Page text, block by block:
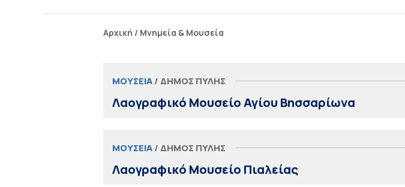
Αρχική / Μνημεία & Μουσεία
ΜΟΥΣΕΊΑ/ ΔΉΜΟΣ ΠΎΛΗΣ
Λαογραφικό Μουσείο Αγίου Βησσαρίωνα
ΜΟΥΣΕΊΑ/ ΔΉΜΟΣ ΠΎΛΗΣ
Λαογραφικό Μουσείο Πιαλείας